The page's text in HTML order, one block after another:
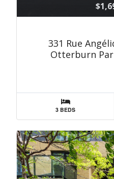
331 Rue
Otterburn
3 BEDS